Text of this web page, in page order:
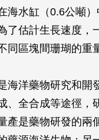
海水缸（0.6公噸
了估計生長速度，
同區塊間珊瑚的重
海洋藥物研究和開
、全合成等途徑，
產是藥物研發的兩